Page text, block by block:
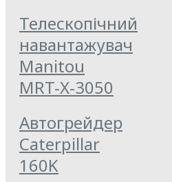
Телескопічний
навантажувач
Manitou
MRT-X-3050
Автогрейдер
Caterpillar
160K